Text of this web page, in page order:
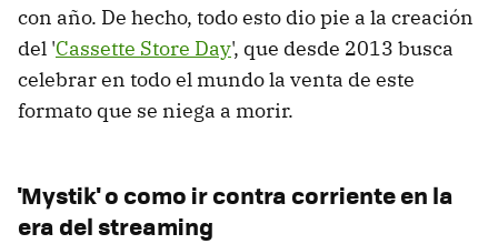
con año. De hecho, todo esto dio pie a la creación
del 'Cassette Store Day', que desde 2013 busca
celebrar en todo el mundo la venta de este
formato que se niega a morir.
'Mystik' o como ir contra corriente en la
era del streaming